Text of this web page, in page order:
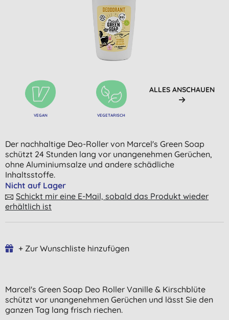
VEGAN VEGETARISCH
ALLES ANSCHAUEN
Der nachhaltige Deo-Roller von Marcel's Green Soap
schützt 24 Stunden lang vor unangenehmen Gerüchen,
ohne Aluminiumsalze und andere schädliche
Inhaltsstoffe.
Nicht auf Lager
Schickt mir eine E-Mail, sobald das Produkt wieder
erhältlich ist
+ Zur Wunschliste hinzufügen
Marcel's Green Soap Deo Roller Vanille & Kirschblüte
schützt vor unangenehmen Gerüchen und lässt Sie den
ganzen Tag lang frisch riechen.